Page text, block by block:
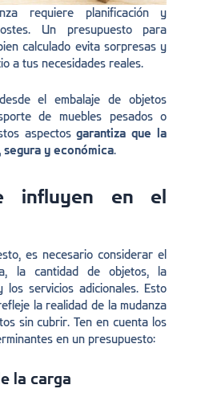
requiere planificación y
Un presupuesto para
calculado evita sorpresas y
a tus necesidades reales.
el embalaje de objetos
de muebles pesados o
aspectosgarantiza que la
y económica.
influyen en el
es necesario considerar el
la cantidad de objetos, la
servicios adicionales. Esto
la realidad de la mudanza
sin cubrir. Ten en cuenta los
en un presupuesto:
la carga